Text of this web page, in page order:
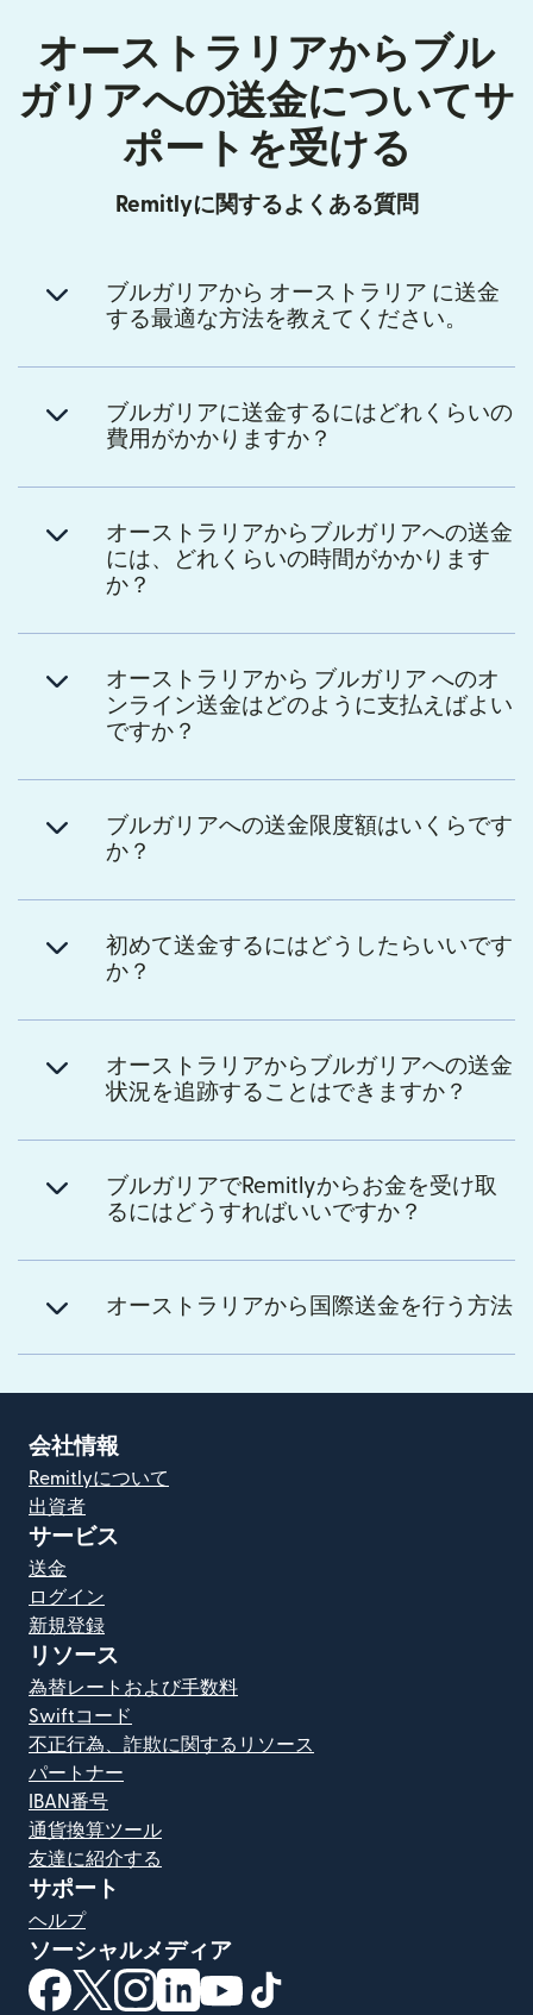
オーストラリアからブル
ガリアへの送金についてサ
ポートを受ける
Remitlyに関するよくある質問
ブルガリアから オーストラリア に送金
する最適な方法を教えてください。
ブルガリアに送金するにはどれくらいの
費用がかかりますか？
オーストラリアからブルガリアへの送金
には、どれくらいの時間がかかります
か？
オーストラリアから ブルガリア へのオ
ンライン送金はどのように支払えばよい
ですか？
ブルガリアへの送金限度額はいくらです
か？
初めて送金するにはどうしたらいいです
か？
オーストラリアからブルガリアへの送金
状況を追跡することはできますか？
ブルガリアでRemitlyからお金を受け取
るにはどうすればいいですか？
オーストラリアから国際送金を行う方法
会社情報
Remitlyについて
出資者
サービス
送金
ログイン
新規登録
リソース
為替レートおよび手数料
Swiftコード
不正行為、詐欺に関するリソース
パートナー
IBAN番号
通貨換算ツール
友達に紹介する
サポート
ヘルプ
ソーシャルメディア
（別ウィンドウで開きます）
（別ウィンドウで開きます）
（別ウィンドウで開きます）
（別ウィンドウで開きます）
（別ウィンドウで開きます）